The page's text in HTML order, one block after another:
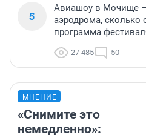
5
Авиашоу в Мочище —
аэродрома, сколько
программа
27 485 50
МНЕНИЕ
«Снимите это
немедленно»: